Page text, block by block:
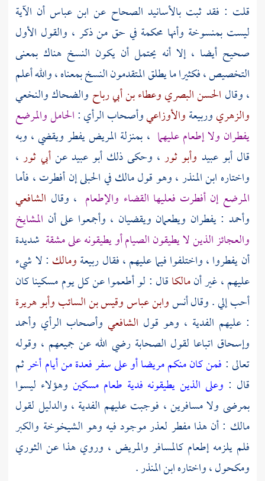
قلت : فقد ثبت بالأسانيد الصحاح عن ابن عباس أن الآية
ليست بمنسوخة وأنها محكمة في حق من ذكر ، والقول الأول
صحيح أيضا ، إلا أنه يحتمل أن يكون النسخ هناك بمعنى
التخصيص ، فكثيرا ما يطلق المتقدمون النسخ بمعناه ، والله أعلم
، وقال الحسن البصريوعطاء بن أبي رباح والضحاكوالنخعي
والزهريوربيعةوالأوزاعيوأصحاب الرأي :الحامل والمرضع
يفطران ولا إطعام عليهما ، بمنزلة المريض يفطر ويقضي ، وبه
قالأبو عبيد وأبو ثور ، وحكى ذلكأبو عبيدعنأبي ثور ،
واختاره ابن المنذر، وهو قولمالكفي الحبلى إن أفطرت ، فأما
المرضع إن أفطرت فعليها القضاء والإطعام ، وقال الشافعي
وأحمد : يفطران ويطعمان ويقضيان ، وأجمعوا على أن المشايخ
والعجائز الذين لا يطيقون الصيام أو يطيقونه على مشقة شديدة
أن يفطروا ، واختلفوا فيما عليهم ، فقالربيعةومالك : لا شيء
عليهم ، غير أنمالكاقال : لو أطعموا عن كل يوم مسكينا كان
أحب إلي . وقالأنسوابن عباسوقيس بن السائبوأبو هريرة
: عليهم الفدية ، وهو قول الشافعي وأصحاب الرأي وأحمد
وإسحاق اتباعا لقول الصحابة رضي الله عن جميعهم ، وقوله
تعالى : فمن كان منكم مريضا أو على سفر فعدة من أيام أخرثم
قال : وعلى الذين يطيقونه فدية طعام مسكين وهؤلاء ليسوا
بمرضى ولا مسافرين ، فوجبت عليهم الفدية ، والدليل لقول
مالك : أن هذا مفطر لعذر موجود فيه وهو الشيخوخة والكبر
فلم يلزمه إطعام كالمسافر والمريض ، وروي هذا عن الثوري
ومكحول، واختارهابن المنذر.